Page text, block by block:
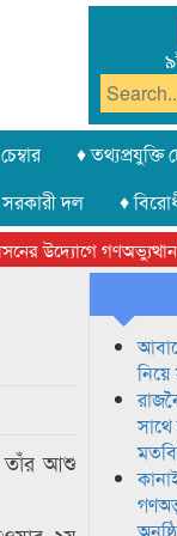
♦ তথ্যপ্রযুক্তি
দল
♦
উদ্যোগে গণঅভ্যুত্থান
তাঁর আশু
নিয়ে